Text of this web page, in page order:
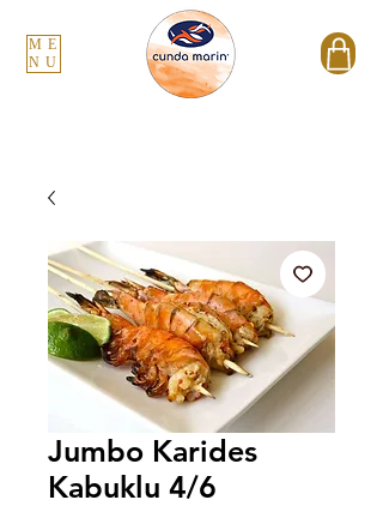
ME
NU
Jumbo Karides
Kabuklu 4/6